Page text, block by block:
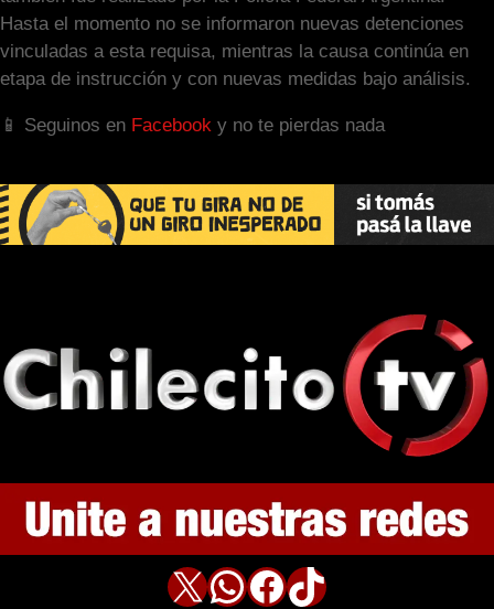
Hasta el momento no se informaron nuevas detenciones
vinculadas a esta requisa, mientras la causa continúa en
etapa de instrucción y con nuevas medidas bajo análisis.
📱 Seguinos en Facebook y no te pierdas nada
X WhatsApp Facebook TikTok